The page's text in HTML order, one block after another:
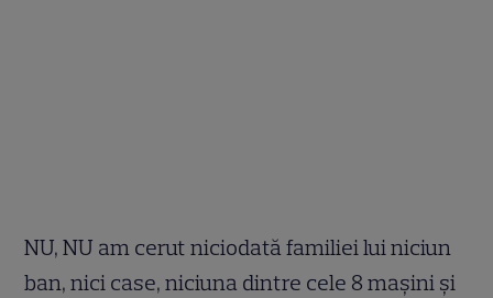
NU, NU am cerut niciodată familiei lui niciun
ban, nici case, niciuna dintre cele 8 mașini și